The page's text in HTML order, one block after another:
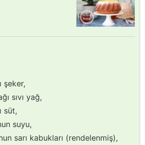
şeker,
sıvı yağ,
süt,
suyu,
sarı kabukları (rendelenmiş),